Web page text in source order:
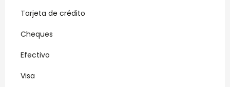
Tarjeta de crédito
Cheques
Efectivo
Visa